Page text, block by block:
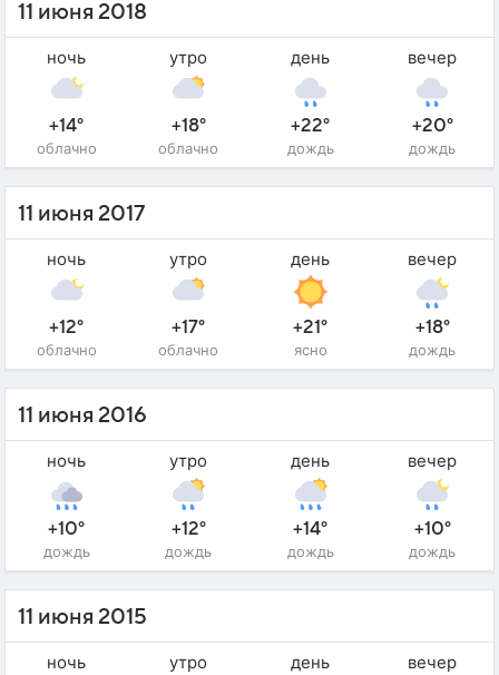
11 июня 2018
ночь
+14°
облачно
утро
+18°
облачно
день
+22°
дождь
вечер
+20°
дождь
11 июня 2017
ночь
+12°
облачно
утро
+17°
облачно
день
+21°
ясно
вечер
+18°
дождь
11 июня 2016
ночь
+10°
дождь
утро
+12°
дождь
день
+14°
дождь
вечер
+10°
дождь
11 июня 2015
ночь утро день вечер